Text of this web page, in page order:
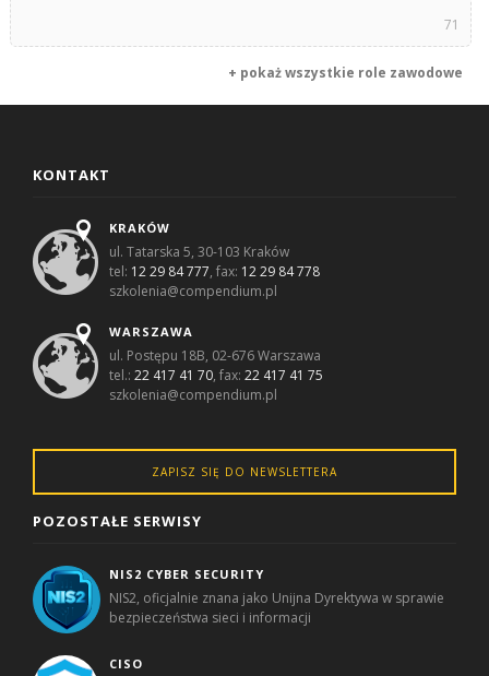
71
+ pokaż wszystkie role zawodowe
KONTAKT
KRAKÓW
ul. Tatarska 5, 30-103 Kraków
tel: 12 29 84 777, fax: 12 29 84 778
szkolenia@compendium.pl
WARSZAWA
ul. Postępu 18B, 02-676 Warszawa
tel.:22 417 41 70, fax:22 417 41 75
szkolenia@compendium.pl
ZAPISZ SIĘ DO NEWSLETTERA
POZOSTAŁE SERWISY
NIS2 CYBER SECURITY
NIS2, oficjalnie znana jako Unijna Dyrektywa w sprawie
bezpieczeństwa sieci i informacji
CISO